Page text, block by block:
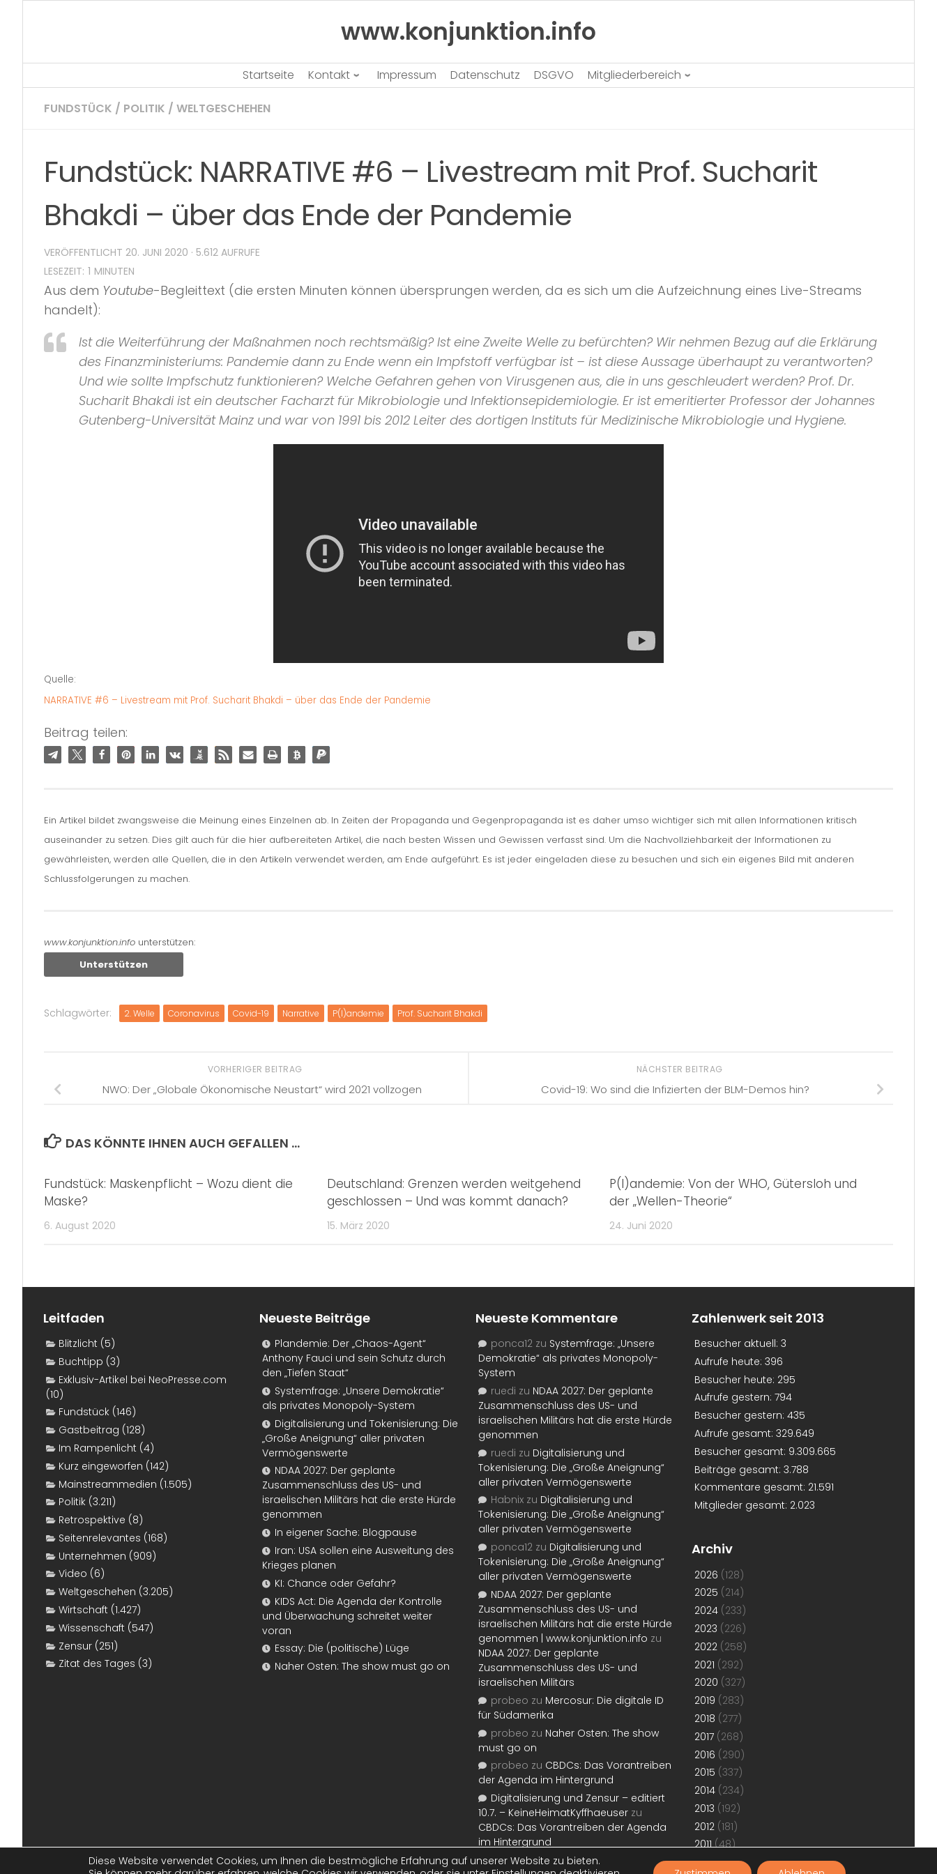
www.konjunktion.info
Startseite Kontakt Impressum Datenschutz DSGVO Mitgliederbereich
FUNDSTÜCK / POLITIK / WELTGESCHEHEN
Fundstück: NARRATIVE #6 – Livestream mit Prof. Sucharit
Bhakdi – über das Ende der Pandemie
VERÖFFENTLICHT 20. JUNI 2020 · 5.612 AUFRUFE
Aus dem Youtube-Begleittext (die ersten Minuten können übersprungen werden, da es sich um die Aufzeichnung eines Live-Streams
handelt):
Ist die Weiterführung der Maßnahmen noch rechtsmäßig? Ist eine Zweite Welle zu befürchten? Wir nehmen Bezug auf die Erklärung
des Finanzministeriums: Pandemie dann zu Ende wenn ein Impfstoff verfügbar ist – ist diese Aussage überhaupt zu verantworten?
Und wie sollte Impfschutz funktionieren? Welche Gefahren gehen von Virusgenen aus, die in uns geschleudert werden? Prof. Dr.
Sucharit Bhakdi ist ein deutscher Facharzt für Mikrobiologie und Infektionsepidemiologie. Er ist emeritierter Professor der Johannes
Gutenberg-Universität Mainz und war von 1991 bis 2012 Leiter des dortigen Instituts für Medizinische Mikrobiologie und Hygiene.
Quelle:
NARRATIVE #6 – Livestream mit Prof. Sucharit Bhakdi – über das Ende der Pandemie
Beitrag teilen:
Ein Artikel bildet zwangsweise die Meinung eines Einzelnen ab. In Zeiten der Propaganda und Gegenpropaganda ist es daher umso wichtiger sich mit allen Informationen kritisch
auseinander zu setzen. Dies gilt auch für die hier aufbereiteten Artikel, die nach besten Wissen und Gewissen verfasst sind. Um die Nachvollziehbarkeit der Informationen zu
gewährleisten, werden alle Quellen, die in den Artikeln verwendet werden, am Ende aufgeführt. Es ist jeder eingeladen diese zu besuchen und sich ein eigenes Bild mit anderen
Schlussfolgerungen zu machen.
www.konjunktion.info unterstützen:
Unterstützen
Schlagwörter: 2. Welle Coronavirus Covid-19 Narrative P(l)andemie Prof. Sucharit Bhakdi
NÄCHSTER BEITRAG
Covid-19: Wo sind die Infizierten der BLM-Demos hin?
VORHERIGER BEITRAG
NWO: Der „Globale Ökonomische Neustart“ wird 2021 vollzogen
DAS KÖNNTE IHNEN AUCH GEFALLEN …
Fundstück: Maskenpflicht – Wozu dient die
Maske?
6. August 2020
Deutschland: Grenzen werden weitgehend
geschlossen – Und was kommt danach?
15. März 2020
P(l)andemie: Von der WHO, Gütersloh und
der „Wellen-Theorie“
24. Juni 2020
Leitfaden
Blitzlicht (5)
Buchtipp (3)
Exklusiv-Artikel bei NeoPresse.com
(10)
Fundstück (146)
Gastbeitrag (128)
Im Rampenlicht (4)
Kurz eingeworfen (142)
Mainstreammedien (1.505)
Politik (3.211)
Retrospektive (8)
Seitenrelevantes (168)
Unternehmen (909)
Video (6)
Weltgeschehen (3.205)
Wirtschaft (1.427)
Wissenschaft (547)
Zensur (251)
Zitat des Tages (3)
Neueste Beiträge
Plandemie: Der „Chaos-Agent“
Anthony Fauci und sein Schutz durch
den „Tiefen Staat“
Systemfrage: „Unsere Demokratie“
als privates Monopoly-System
Digitalisierung und Tokenisierung: Die
„Große Aneignung“ aller privaten
Vermögenswerte
NDAA 2027: Der geplante
Zusammenschluss des US- und
israelischen Militärs hat die erste Hürde
genommen
In eigener Sache: Blogpause
Iran: USA sollen eine Ausweitung des
Krieges planen
KI: Chance oder Gefahr?
KIDS Act: Die Agenda der Kontrolle
und Überwachung schreitet weiter
voran
Essay: Die (politische) Lüge
Naher Osten: The show must go on
Neueste Kommentare
ponca12 zu Systemfrage: „Unsere
Demokratie“ als privates Monopoly-
System
ruedi zu NDAA 2027: Der geplante
Zusammenschluss des US- und
israelischen Militärs hat die erste Hürde
genommen
ruedi zu Digitalisierung und
Tokenisierung: Die „Große Aneignung“
aller privaten Vermögenswerte
Habnix zu Digitalisierung und
Tokenisierung: Die „Große Aneignung“
aller privaten Vermögenswerte
ponca12 zu Digitalisierung und
Tokenisierung: Die „Große Aneignung“
aller privaten Vermögenswerte
NDAA 2027: Der geplante
Zusammenschluss des US- und
israelischen Militärs hat die erste Hürde
genommen | www.konjunktion.info zu
NDAA 2027: Der geplante
Zusammenschluss des US- und
israelischen Militärs
probeo zu Mercosur: Die digitale ID
für Südamerika
probeo zu Naher Osten: The show
must go on
probeo zu CBDCs: Das Vorantreiben
der Agenda im Hintergrund
Digitalisierung und Zensur – editiert
10.7. – KeineHeimatKyffhaeuser zu
CBDCs: Das Vorantreiben der Agenda
im Hintergrund
Zahlenwerk seit 2013
Besucher aktuell: 3
Aufrufe heute: 396
Besucher heute: 295
Aufrufe gestern: 794
Besucher gestern: 435
Aufrufe gesamt: 329.649
Besucher gesamt: 9.309.665
Beiträge gesamt: 3.788
Kommentare gesamt: 21.591
Mitglieder gesamt: 2.023
Archiv
2026 (128)
2025 (214)
2024 (233)
2023 (226)
2022 (258)
2021 (292)
2020 (327)
2019 (283)
2018 (277)
2017 (268)
2016 (290)
2015 (337)
2014 (234)
2013 (192)
2012 (181)
2011(48)
Diese Website verwendet Cookies, um Ihnen die bestmögliche Erfahrung auf unserer Website zu bieten.